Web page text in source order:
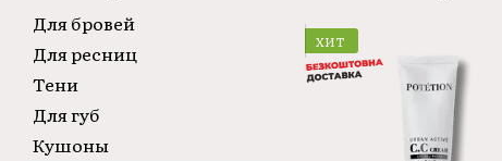
ХИТ
Для бровей
Для ресниц
Тени
Для губ
Кушоны